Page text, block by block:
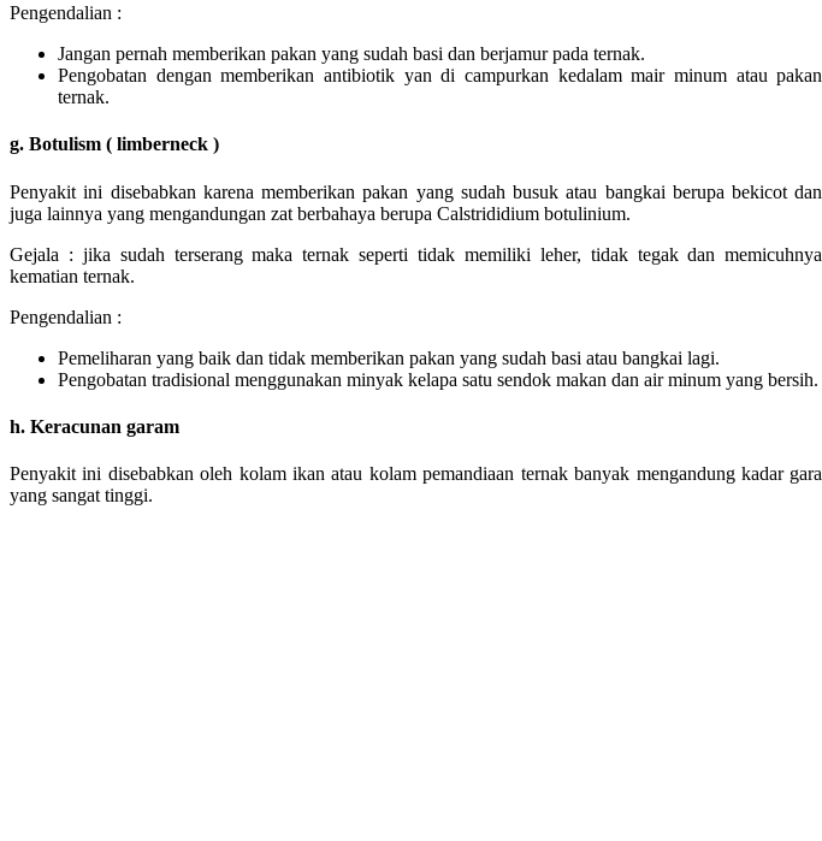
Pengendalian :
Jangan pernah memberikan pakan yang sudah basi dan berjamur pada ternak.
Pengobatan dengan memberikan antibiotik yan di campurkan kedalam mair minum atau pakan
ternak.
g. Botulism ( limberneck )
Penyakit ini disebabkan karena memberikan pakan yang sudah busuk atau bangkai berupa bekicot dan
juga lainnya yang mengandungan zat berbahaya berupa Calstrididium botulinium.
Gejala : jika sudah terserang maka ternak seperti tidak memiliki leher, tidak tegak dan memicuhnya
kematian ternak.
Pengendalian :
Pemeliharan yang baik dan tidak memberikan pakan yang sudah basi atau bangkai lagi.
Pengobatan tradisional menggunakan minyak kelapa satu sendok makan dan air minum yang bersih.
h. Keracunan garam
Penyakit ini disebabkan oleh kolam ikan atau kolam pemandiaan ternak banyak mengandung kadar gara
yang sangat tinggi.